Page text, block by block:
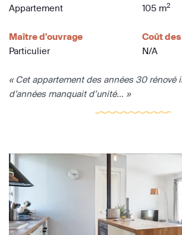
Appartement
105 m2
Maître d'ouvrage
Particulier
Coût
N/A
« Cet appartement des années 30 rénové
d’années manquait d’unité... »